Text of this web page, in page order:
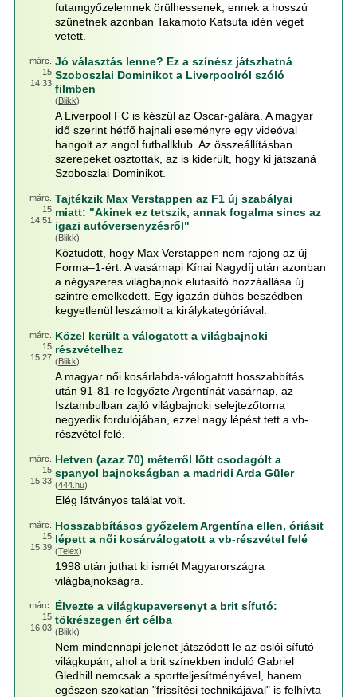
futamgyőzelemnek örülhessenek, ennek a hosszú
szünetnek azonban Takamoto Katsuta idén véget
vetett.
márc.
15
14:33
Jó választás lenne? Ez a színész játszhatná
Szoboszlai Dominikot a Liverpoolról szóló
filmben
(Blikk)
A Liverpool FC is készül az Oscar-gálára. A magyar
idő szerint hétfő hajnali eseményre egy videóval
hangolt az angol futballklub. Az összeállításban
szerepeket osztottak, az is kiderült, hogy ki játszaná
Szoboszlai Dominikot.
márc.
15
14:51
Tajtékzik Max Verstappen az F1 új szabályai
miatt: "Akinek ez tetszik, annak fogalma sincs az
igazi autóversenyzésről"
(Blikk)
Köztudott, hogy Max Verstappen nem rajong az új
Forma–1-ért. A vasárnapi Kínai Nagydíj után azonban
a négyszeres világbajnok elutasító hozzáállása új
szintre emelkedett. Egy igazán dühös beszédben
kegyetlenül leszámolt a királykategóriával.
márc.
15
15:27
Közel került a válogatott a világbajnoki
részvételhez
(Blikk)
A magyar női kosárlabda-válogatott hosszabbítás
után 91-81-re legyőzte Argentínát vasárnap, az
Isztambulban zajló világbajnoki selejtezőtorna
negyedik fordulójában, ezzel nagy lépést tett a vb-
részvétel felé.
márc.
15
15:33
Hetven (azaz 70) méterről lőtt csodagólt a
spanyol bajnokságban a madridi Arda Güler
(444.hu)
Elég látványos találat volt.
márc.
15
15:39
Hosszabbításos győzelem Argentína ellen, óriásit
lépett a női kosárválogatott a vb-részvétel felé
(Telex)
1998 után juthat ki ismét Magyarországra
világbajnokságra.
márc.
15
16:03
Élvezte a világkupaversenyt a brit sífutó:
tökrészegen ért célba
(Blikk)
Nem mindennapi jelenet játszódott le az oslói sífutó
világkupán, ahol a brit színekben induló Gabriel
Gledhill nemcsak a sportteljesítményével, hanem
egészen szokatlan "frissítési technikájával" is felhívta